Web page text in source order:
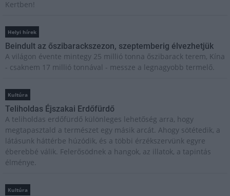
Kertben!
Helyi hírek
Beindult az őszibarackszezon, szeptemberig élvezhetjük
A világon évente mintegy 25 millió tonna őszibarack terem, Kína
- csaknem 17 millió tonnával - messze a legnagyobb termelő.
Kultúra
Teliholdas Éjszakai Erdőfürdő
A teliholdas erdőfürdő különleges lehetőség arra, hogy
megtapasztald a természet egy másik arcát. Ahogy sötétedik, a
látásunk háttérbe húzódik, és a többi érzékszervünk egyre
éberebbé válik. Felerősödnek a hangok, az illatok, a tapintás
élménye.
Kultúra